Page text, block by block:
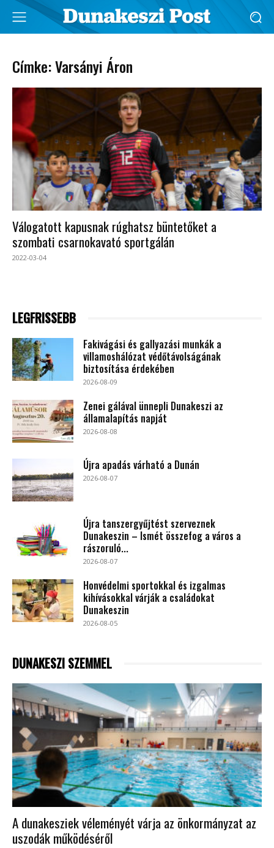
Címke: Varsányi Áron
Válogatott kapusnak rúghatsz büntetőket a
szombati csarnokavató sportgálán
2022-03-04
LEGFRISSEBB
Fakivágási és gallyazási munkák a
villamoshálózat védőtávolságának
biztosítása érdekében
2026-08-09
Zenei gálával ünnepli Dunakeszi az
államalapítás napját
2026-08-08
Újra apadás várható a Dunán
2026-08-07
Újra tanszergyűjtést szerveznek
Dunakeszin – Ismét összefog a város a
rászoruló...
2026-08-07
Honvédelmi sportokkal és izgalmas
kihívásokkal várják a családokat
Dunakeszin
2026-08-05
DUNAKESZI SZEMMEL
A dunakesziek véleményét várja az önkormányzat az
uszodák működéséről